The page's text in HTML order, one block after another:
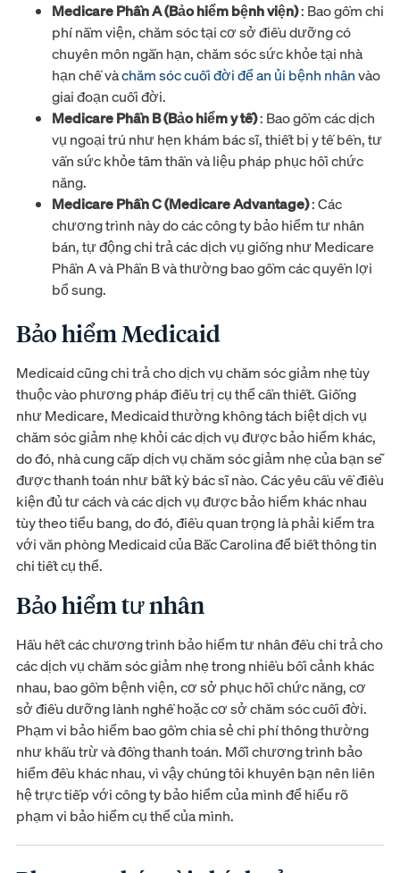
Medicare Phần A (Bảo hiểm bệnh viện): Bao gồm chi
phí nằm viện, chăm sóc tại cơ sở điều dưỡng có
chuyên môn ngắn hạn, chăm sóc sức khỏe tại nhà
hạn chế vàchăm sóc cuối đời để an ủi bệnh nhânvào
giai đoạn cuối đời.
Medicare Phần B (Bảo hiểm y tế): Bao gồm các dịch
vụ ngoại trú như hẹn khám bác sĩ, thiết bị y tế bền, tư
vấn sức khỏe tâm thần và liệu pháp phục hồi chức
năng.
Medicare Phần C (Medicare Advantage): Các
chương trình này do các công ty bảo hiểm tư nhân
bán, tự động chi trả các dịch vụ giống như Medicare
Phần A và Phần B và thường bao gồm các quyền lợi
bổ sung.
Bảo hiểm Medicaid
Medicaid cũng chi trả cho dịch vụ chăm sóc giảm nhẹ tùy
thuộc vào phương pháp điều trị cụ thể cần thiết. Giống
như Medicare, Medicaid thường không tách biệt dịch vụ
chăm sóc giảm nhẹ khỏi các dịch vụ được bảo hiểm khác,
do đó, nhà cung cấp dịch vụ chăm sóc giảm nhẹ của bạn sẽ
được thanh toán như bất kỳ bác sĩ nào. Các yêu cầu về điều
kiện đủ tư cách và các dịch vụ được bảo hiểm khác nhau
tùy theo tiểu bang, do đó, điều quan trọng là phải kiểm tra
với văn phòng Medicaid của Bắc Carolina để biết thông tin
chi tiết cụ thể.
Bảo hiểm tư nhân
Hầu hết các chương trình bảo hiểm tư nhân đều chi trả cho
các dịch vụ chăm sóc giảm nhẹ trong nhiều bối cảnh khác
nhau, bao gồm bệnh viện, cơ sở phục hồi chức năng, cơ
sở điều dưỡng lành nghề hoặc cơ sở chăm sóc cuối đời.
Phạm vi bảo hiểm bao gồm chia sẻ chi phí thông thường
như khấu trừ và đồng thanh toán. Mỗi chương trình bảo
hiểm đều khác nhau, vì vậy chúng tôi khuyên bạn nên liên
hệ trực tiếp với công ty bảo hiểm của mình để hiểu rõ
phạm vi bảo hiểm cụ thể của mình.